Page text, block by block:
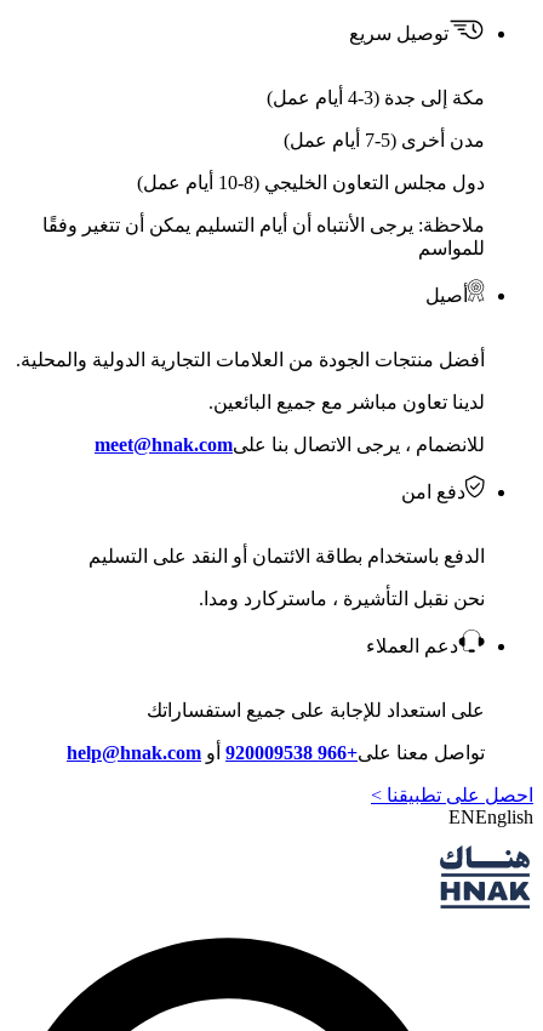
توصيل سريع
مكة إلى جدة (3-4 أيام عمل)
مدن أخرى (5-7 أيام عمل)
دول مجلس التعاون الخليجي (8-10 أيام عمل)
ملاحظة: يرجى الأنتباه أن أيام التسليم يمكن أن تتغير وفقًا
للمواسم
أصيل
أفضل منتجات الجودة من العلامات التجارية الدولية والمحلية.
لدينا تعاون مباشر مع جميع البائعين.
للانضمام ، يرجى الاتصال بنا علىmeet@hnak.com
دفع امن
الدفع باستخدام بطاقة الائتمان أو النقد على التسليم
نحن نقبل التأشيرة ، ماستركارد ومدا.
دعم العملاء
على استعداد للإجابة على جميع استفساراتك
تواصل معنا على+966 920009538 أو help@hnak.com
احصل على تطبيقنا >
ENEnglish